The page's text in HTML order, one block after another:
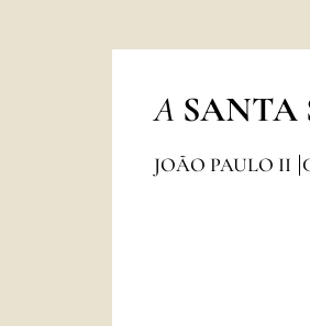
A SANTA
JOÃO PAULO II